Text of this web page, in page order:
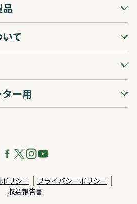
品
て
ー用
リシー
プライバシーポリシー
収益報告書